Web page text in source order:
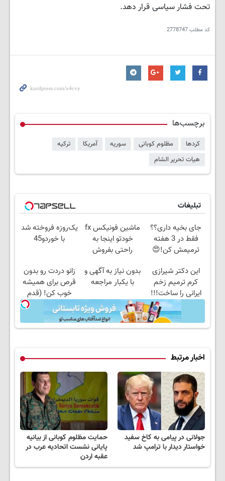
تحت فشار سیاسی قرار دهد.
کد مطلب2778747
برچسب‌ها
کردها مظلوم کوبانی سوریه آمریکا
ترکیه
هیات تحریر الشام
تبلیغات
جای بخیه داری؟؟
فقط در 3 هفته
ترمیمش کن!😍
ماشین فونیکس fx
خودتو اینجا به
راحتی بفروش
یک‌روزه فروخته شد
با خوردو45
این دکتر شیرازی
کرم ترمیم زخم
ایرانی را ساخت!!!
بدون نیاز به آگهی و
با یکبار مراجعه
زانو دردت رو بدون
قرص برای همیشه
خوب کن! (قدم
اول، پرسش‌نامه)
اخبار مرتبط
جولانی در پیامی به کاخ سفید
خواستار دیدار با ترامپ شد
حمایت مظلوم کوبانی از بیانیه
پایانی نشست اتحادیه عرب در
عقبه اردن